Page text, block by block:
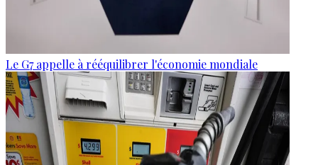
Le G7 appelle à rééquilibrer l'économie mondiale